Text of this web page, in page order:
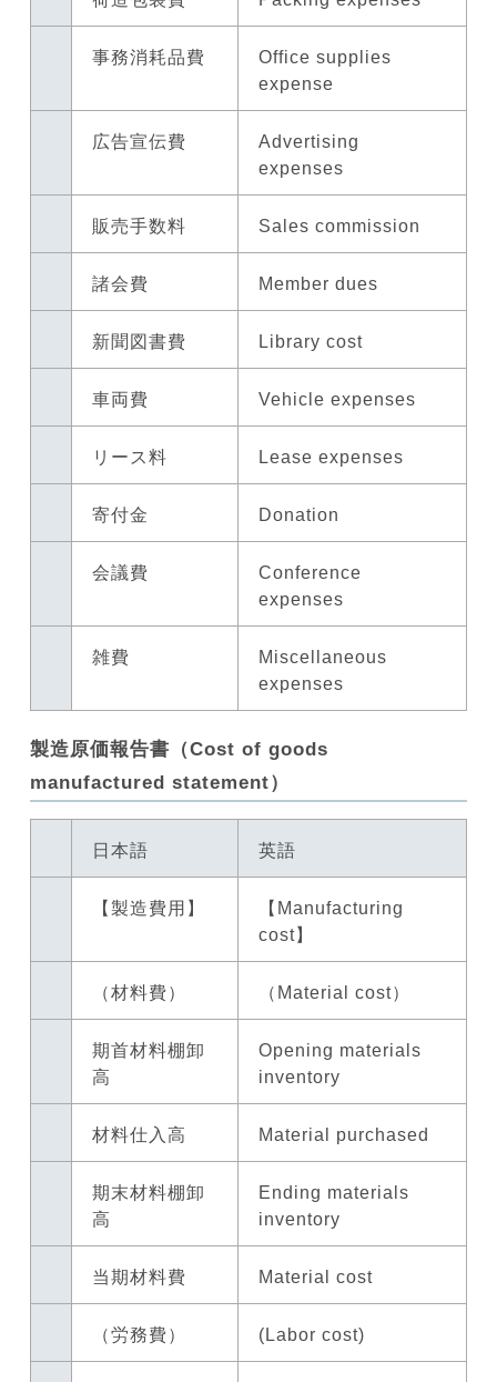
事務消耗品費
Office supplies
expense
広告宣伝費
Advertising
expenses
販売手数料 Sales commission
諸会費 Member dues
新聞図書費 Library cost
車両費 Vehicle expenses
リース料 Lease expenses
寄付金 Donation
会議費
Conference
expenses
雑費
Miscellaneous
expenses
製造原価報告書（Cost of goods
manufactured statement）
日本語 英語
【製造費用】
【Manufacturing
cost】
（材料費） （Material cost）
期首材料棚卸
高
Opening materials
inventory
材料仕入高 Material purchased
期末材料棚卸
高
Ending materials
inventory
当期材料費 Material cost
（労務費） (Labor cost)